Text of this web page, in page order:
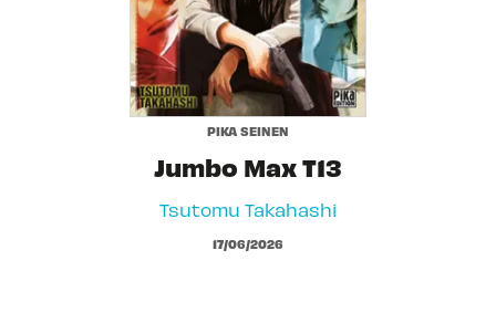
PIKA SEINEN
Jumbo Max T13
Tsutomu Takahashi
17/06/2026